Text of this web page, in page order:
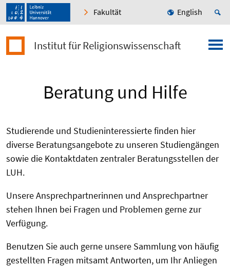
Fakultät English
Institut für Religionswissenschaft
Beratung und Hilfe
Studierende und Studieninteressierte finden hier
diverse Beratungsangebote zu unseren Studiengängen
sowie die Kontaktdaten zentraler Beratungsstellen der
LUH.
Unsere Ansprechpartnerinnen und Ansprechpartner
stehen Ihnen bei Fragen und Problemen gerne zur
Verfügung.
Benutzen Sie auch gerne unsere Sammlung von häufig
gestellten Fragen mitsamt Antworten, um Ihr Anliegen